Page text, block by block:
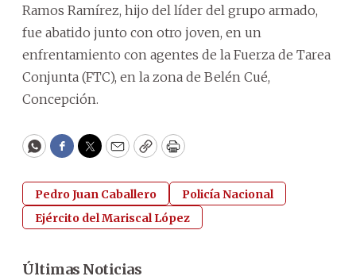
Ramos Ramírez, hijo del líder del grupo armado,
fue abatido junto con otro joven, en un
enfrentamiento con agentes de la Fuerza de Tarea
Conjunta (FTC), en la zona de Belén Cué,
Concepción.
WhatsApp
Facebook
Twitter
EmailCopyPrint
Pedro Juan Caballero
Policía Nacional
Ejército del Mariscal López
Últimas Noticias